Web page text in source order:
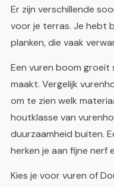
Er zijn verschillende
voor je terras. Je hebt
planken, die vaak
Een vuren boom
maakt. Vergelijk
om te zien welk
houtklasse van
duurzaamheid buiten.
herken je aan fijne nerf
Kies je voor vuren of